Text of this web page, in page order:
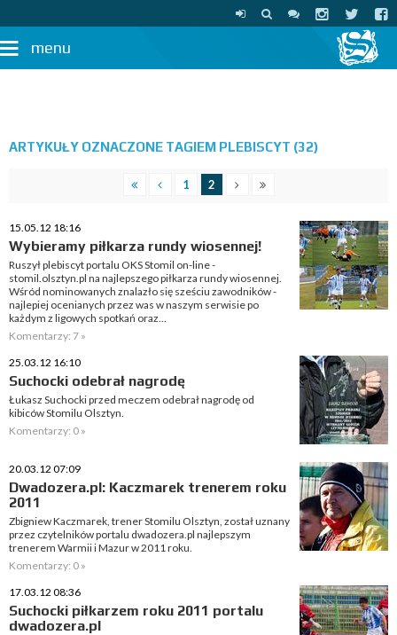
menu
ARTYKUŁY OZNACZONE TAGIEM PLEBISCYT (32)
1 2
15.05.12 18:16
Wybieramy piłkarza rundy wiosennej!
Ruszył plebiscyt portalu OKS Stomil on-line -
stomil.olsztyn.pl na najlepszego piłkarza rundy wiosennej.
Wśród nominowanych znalazło się sześciu zawodników -
najlepiej ocenianych przez was w naszym serwisie po
każdym z ligowych spotkań oraz...
Komentarzy: 7 »
25.03.12 16:10
Suchocki odebrał nagrodę
Łukasz Suchocki przed meczem odebrał nagrodę od
kibiców Stomilu Olsztyn.
Komentarzy: 0 »
20.03.12 07:09
Dwadozera.pl: Kaczmarek trenerem roku
2011
Zbigniew Kaczmarek, trener Stomilu Olsztyn, został uznany
przez czytelników portalu dwadozera.pl najlepszym
trenerem Warmii i Mazur w 2011 roku.
Komentarzy: 0 »
17.03.12 08:36
Suchocki piłkarzem roku 2011 portalu
dwadozera.pl